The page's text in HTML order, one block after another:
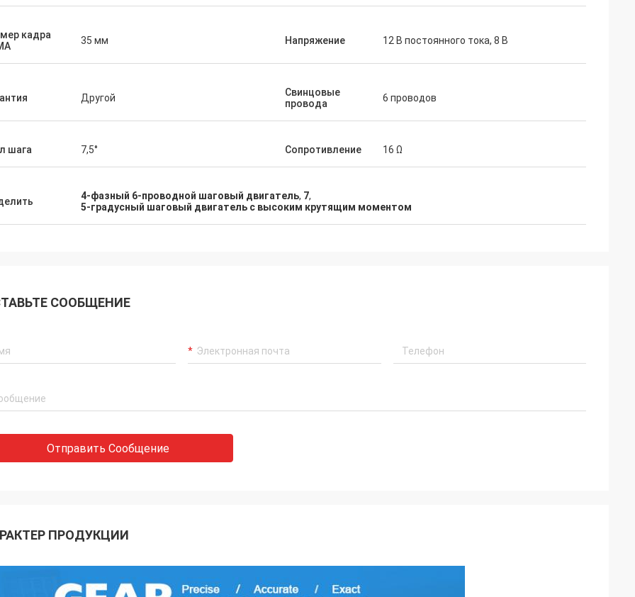
Дэвид Молевельт
и ясное сообщение.
соединители где
Ограниченное Буйльдсторм частное
Продукт работает как и ожидалось, оно
отвечает очень быстро и помогает в
делать покупая решение. Они готовы
Пересылка была получена очень
кадра
35 мм Напряжение 12 В постоянного тока, 8 В
Другой
Свинцовые
провода
6 проводов
шага 7,5° Сопротивление 16 Ω
4-фазный 6-проводной шаговый двигатель, 7,
5-градусный шаговый двигатель с высоким крутящим моментом
СООБЩЕНИЕ
Отправить Сообщение
ПРОДУКЦИИ